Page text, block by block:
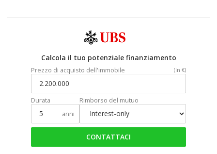
Calcola il tuo potenziale finanziamento
Prezzo di acquisto dell'immobile (In €)
Durata
anni
Rimborso del mutuo
CONTATTACI